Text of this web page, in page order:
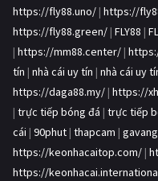
https://fly88.uno/ | https://
https://fly88.green/ | FLY88 |
| https://mm88.center/ |
tín | nhà cái uy tín | nhà cái uy
https://daga88.my/ | https://
| trực tiếp bóng đá | trực tiếp
cái | 90phut | thapcam | gavang
https://keonhacaitop.com/ |
https://